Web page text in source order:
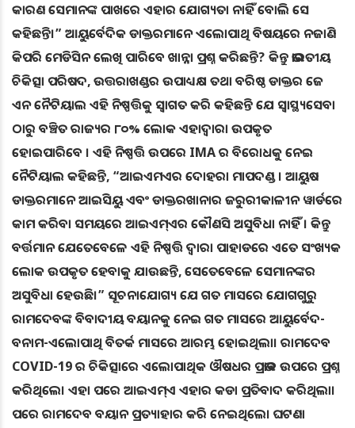
କାରଣ ସେମାନଙ୍କ ପାଖରେ ଏହାର ଯୋଗ୍ୟତା ନାହିଁ ବୋଲି ସେ
କହିଛନ୍ତି।” ଆୟୁର୍ବେଦିକ ଡାକ୍ତରମାନେ ଏଲୋପାଥି ବିଷୟରେ ନଜାଣି
କିପରି ମେଡିସିନ ଲେଖି ପାରିବେ ଖାନ୍ନା ପ୍ରଶ୍ନ କରିଛନ୍ତି? କିନ୍ତୁ ଭାରତୀୟ
ଚିକିତ୍ସା ପରିଷଦ, ଉତ୍ତରାଖଣ୍ଡର ଉପାଧ୍ୟକ୍ଷ ତଥା ବରିଷ୍ଠ ଡାକ୍ତର ଜେ
ଏନ ନୈଟିୟାଲ ଏହି ନିଷ୍ପତ୍ତିକୁ ସ୍ୱାଗତ କରି କହିଛନ୍ତି ଯେ ସ୍ୱାସ୍ଥ୍ୟସେବା
ଠାରୁ ବଞ୍ଚିତ ରାଜ୍ୟର ୮୦% ଲୋକ ଏହାଦ୍ବାରା ଉପକୃତ
ହୋଇପାରିବେ । ଏହି ନିଷ୍ପତ୍ତି ଉପରେ IMA ର ବିରୋଧକୁ ନେଇ
ନୈଟିୟାଲ କହିଛନ୍ତି, “ଆଇଏମଏର ଦୋହରା ମାପଦଣ୍ଡ । ଆୟୁଷ
ଡାକ୍ତରମାନେ ଆଇସିୟୁ ଏବଂ ଡାକ୍ତରଖାନାର ଜରୁରୀକାଳୀନ ୱାର୍ଡରେ
କାମ କରିବା ସମୟରେ ଆଇଏମ୍ଏର କୌଣସି ଅସୁବିଧା ନାହିଁ । କିନ୍ତୁ
ବର୍ତ୍ତମାନ ଯେତେବେଳେ ଏହି ନିଷ୍ପତ୍ତି ଦ୍ବାରା ପାହାଡରେ ଏତେ ସଂଖ୍ୟକ
ଲୋକ ଉପକୃତ ହେବାକୁ ଯାଉଛନ୍ତି, ସେତେବେଳେ ସେମାନଙ୍କର
ଅସୁବିଧା ହେଉଛି।” ସୂଚନାଯୋଗ୍ୟ ଯେ ଗତ ମାସରେ ଯୋଗଗୁରୁ
ରାମଦେବଙ୍କ ବିବାଦୀୟ ବୟାନକୁ ନେଇ ଗତ ମାସରେ ଆୟୁର୍ବେଦ-
ବନାମ-ଏଲୋପାଥି ବିତର୍କ ମାସରେ ଆରମ୍ଭ ହୋଇଥିଲା। ରାମଦେବ
COVID-19 ର ଚିକିତ୍ସାରେ ଏଲୋପାଥିକ ଔଷଧର ପ୍ରଭାବ ଉପରେ ପ୍ରଶ୍ନ
କରିଥିଲେ। ଏହା ପରେ ଆଇଏମ୍ଏ ଏହାର କଡା ପ୍ରତିବାଦ କରିଥିଲା।
ପରେ ରାମଦେବ ବୟାନ ପ୍ରତ୍ୟାହାର କରି ନେଇଥିଲେ। ଘଟଣା